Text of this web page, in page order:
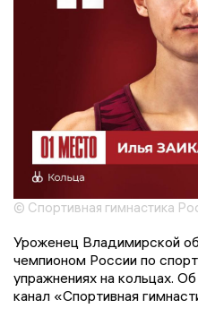
© Спортивная гимнастика
Уроженец Владимирской
чемпионом России по
упражнениях на кольцах.
канал «Спортивная